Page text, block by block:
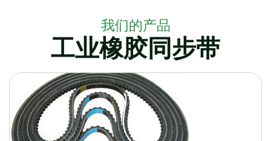
我们的产品
工业橡胶同步带